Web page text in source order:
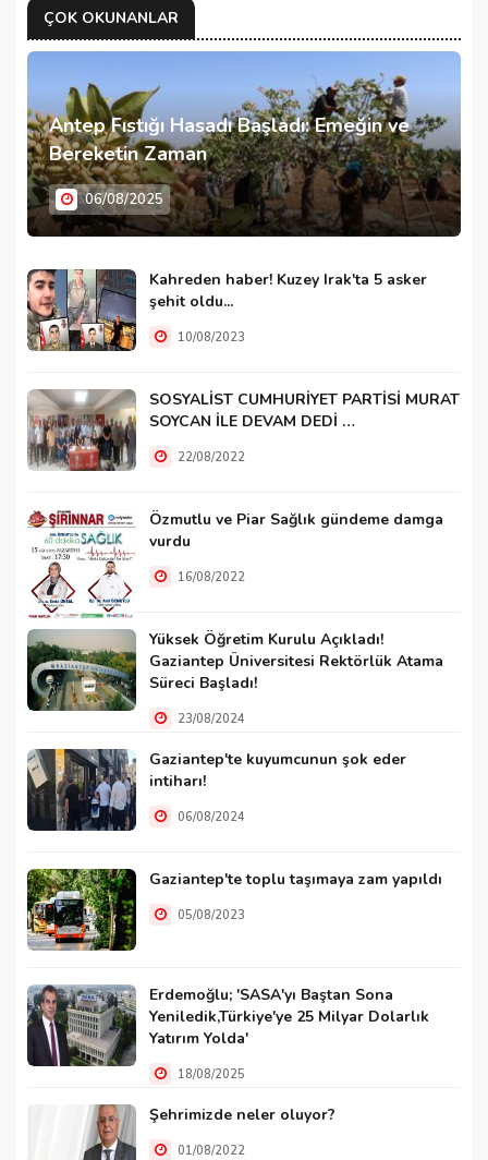
ÇOK OKUNANLAR
Antep Fıstığı Hasadı Başladı: Emeğin ve
Bereketin Zaman
06/08/2025
Kahreden haber! Kuzey Irak'ta 5 asker
şehit oldu...
10/08/2023
SOSYALİST CUMHURİYET PARTİSİ MURAT
SOYCAN İLE DEVAM DEDİ …
22/08/2022
Özmutlu ve Piar Sağlık gündeme damga
vurdu
16/08/2022
Yüksek Öğretim Kurulu Açıkladı!
Gaziantep Üniversitesi Rektörlük Atama
Süreci Başladı!
23/08/2024
Gaziantep'te kuyumcunun şok eder
intiharı!
06/08/2024
Gaziantep'te toplu taşımaya zam yapıldı
05/08/2023
Erdemoğlu; 'SASA'yı Baştan Sona
Yeniledik,Türkiye'ye 25 Milyar Dolarlık
Yatırım Yolda'
18/08/2025
Şehrimizde neler oluyor?
01/08/2022